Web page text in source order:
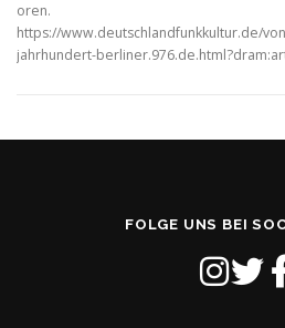
oren.
https://www.deutschlandfunkkultur.de/
jahrhundert-
FOLGE UNS BEI